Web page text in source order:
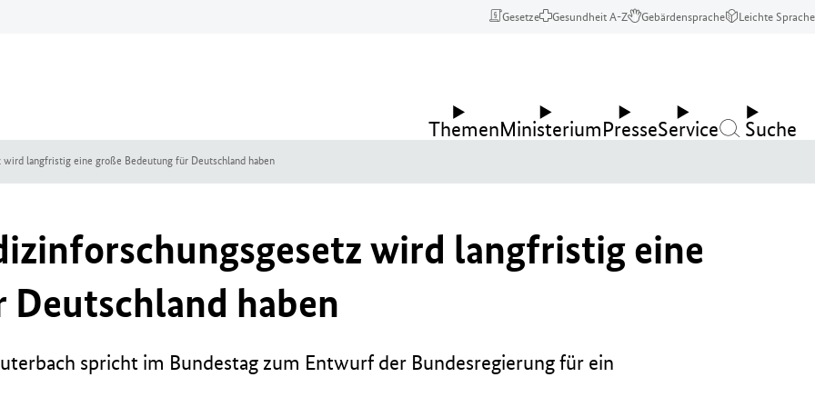
Gesetze Gesundheit A-Z Gebärdensprache Leichte Sprache
ThemenMinisteriumPresseService Suche
wird langfristig eine große Bedeutung für Deutschland haben
wird langfristig eine
haben
spricht im Bundestag zum Entwurf der Bundesregierung für ein